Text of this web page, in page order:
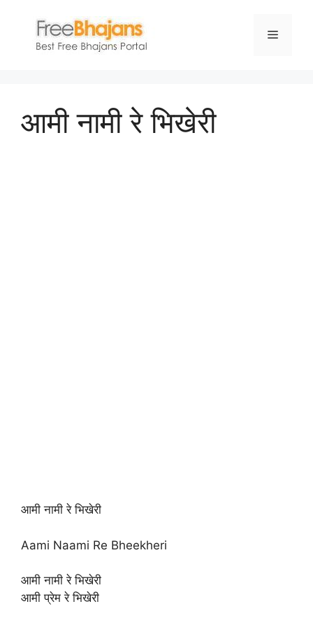
content
Menu
आमी नामी रे भिखेरी
आमी नामी रे भिखेरी
Aami Naami Re Bheekheri
आमी नामी रे भिखेरी
आमी प्रेम रे भिखेरी